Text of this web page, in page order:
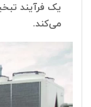
یک فرآیند
می‌کند.